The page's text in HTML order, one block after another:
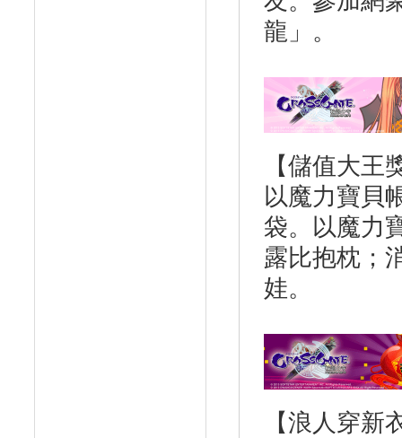
龍」。
【儲值大王
以魔力寶貝
袋。以魔力
露比抱枕；
娃。
【浪人穿新